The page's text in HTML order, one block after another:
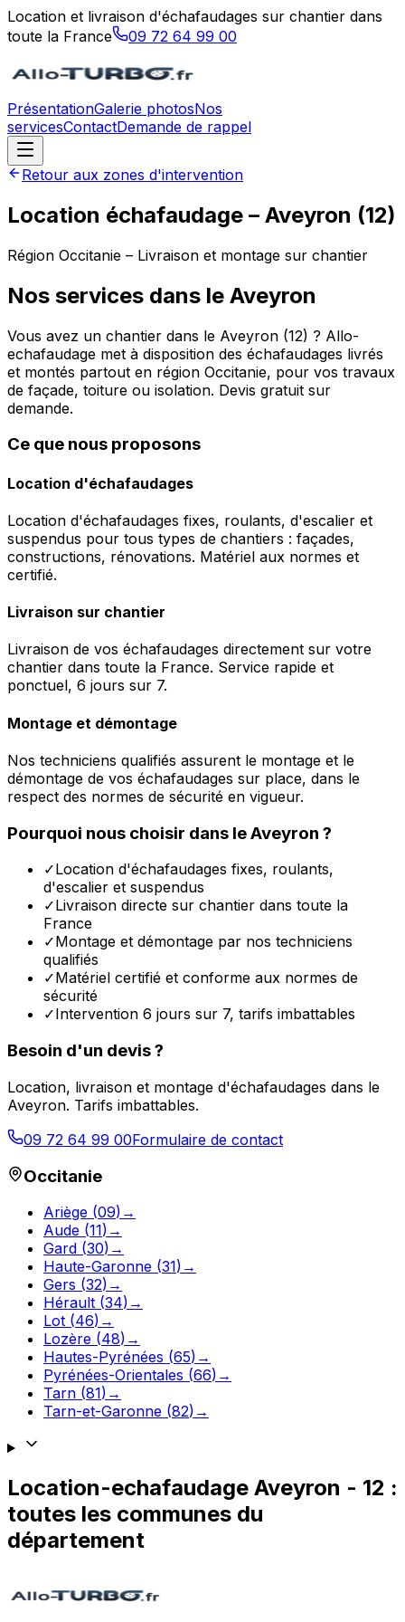
Location et livraison d'échafaudages sur chantier dans
toute la France
09 72 64 99 00
PrésentationGalerie photosNos
servicesContactDemande de rappel
Retour aux zones d'intervention
Location échafaudage – Aveyron (12)
Région Occitanie – Livraison et montage sur chantier
Nos services dans le Aveyron
Vous avez un chantier dans le Aveyron (12) ? Allo-
echafaudage met à disposition des échafaudages livrés
et montés partout en région Occitanie, pour vos travaux
de façade, toiture ou isolation. Devis gratuit sur
demande.
Ce que nous proposons
Location d'échafaudages
Location d'échafaudages fixes, roulants, d'escalier et
suspendus pour tous types de chantiers : façades,
constructions, rénovations. Matériel aux normes et
certifié.
Livraison sur chantier
Livraison de vos échafaudages directement sur votre
chantier dans toute la France. Service rapide et
ponctuel, 6 jours sur 7.
Montage et démontage
Nos techniciens qualifiés assurent le montage et le
démontage de vos échafaudages sur place, dans le
respect des normes de sécurité en vigueur.
Pourquoi nous choisir dans leAveyron ?
✓Location d'échafaudages fixes, roulants,
d'escalier et suspendus
✓Livraison directe sur chantier dans toute la
France
✓Montage et démontage par nos techniciens
qualifiés
✓Matériel certifié et conforme aux normes de
sécurité
✓Intervention 6 jours sur 7, tarifs imbattables
Besoin d'un devis ?
Location, livraison et montage d'échafaudages dans le
Aveyron. Tarifs imbattables.
09 72 64 99 00Formulaire de contact
Occitanie
Ariège (09) →
Aude (11) →
Gard (30) →
Haute-Garonne (31) →
Gers (32) →
Hérault (34) →
Lot (46) →
Lozère (48) →
Hautes-Pyrénées (65) →
Pyrénées-Orientales (66) →
Tarn (81) →
Tarn-et-Garonne (82) →
Location-echafaudage Aveyron - 12 :
toutes les communes du
département